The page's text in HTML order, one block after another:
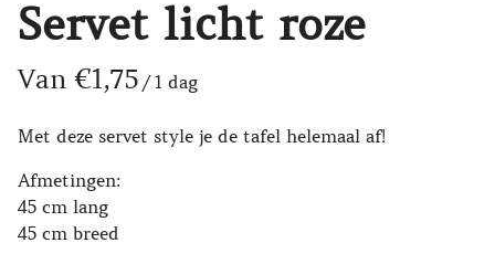
Servet licht roze
/
Met deze servet style je de tafel helemaal af!
Afmetingen:
45 cm lang
45 cm breed